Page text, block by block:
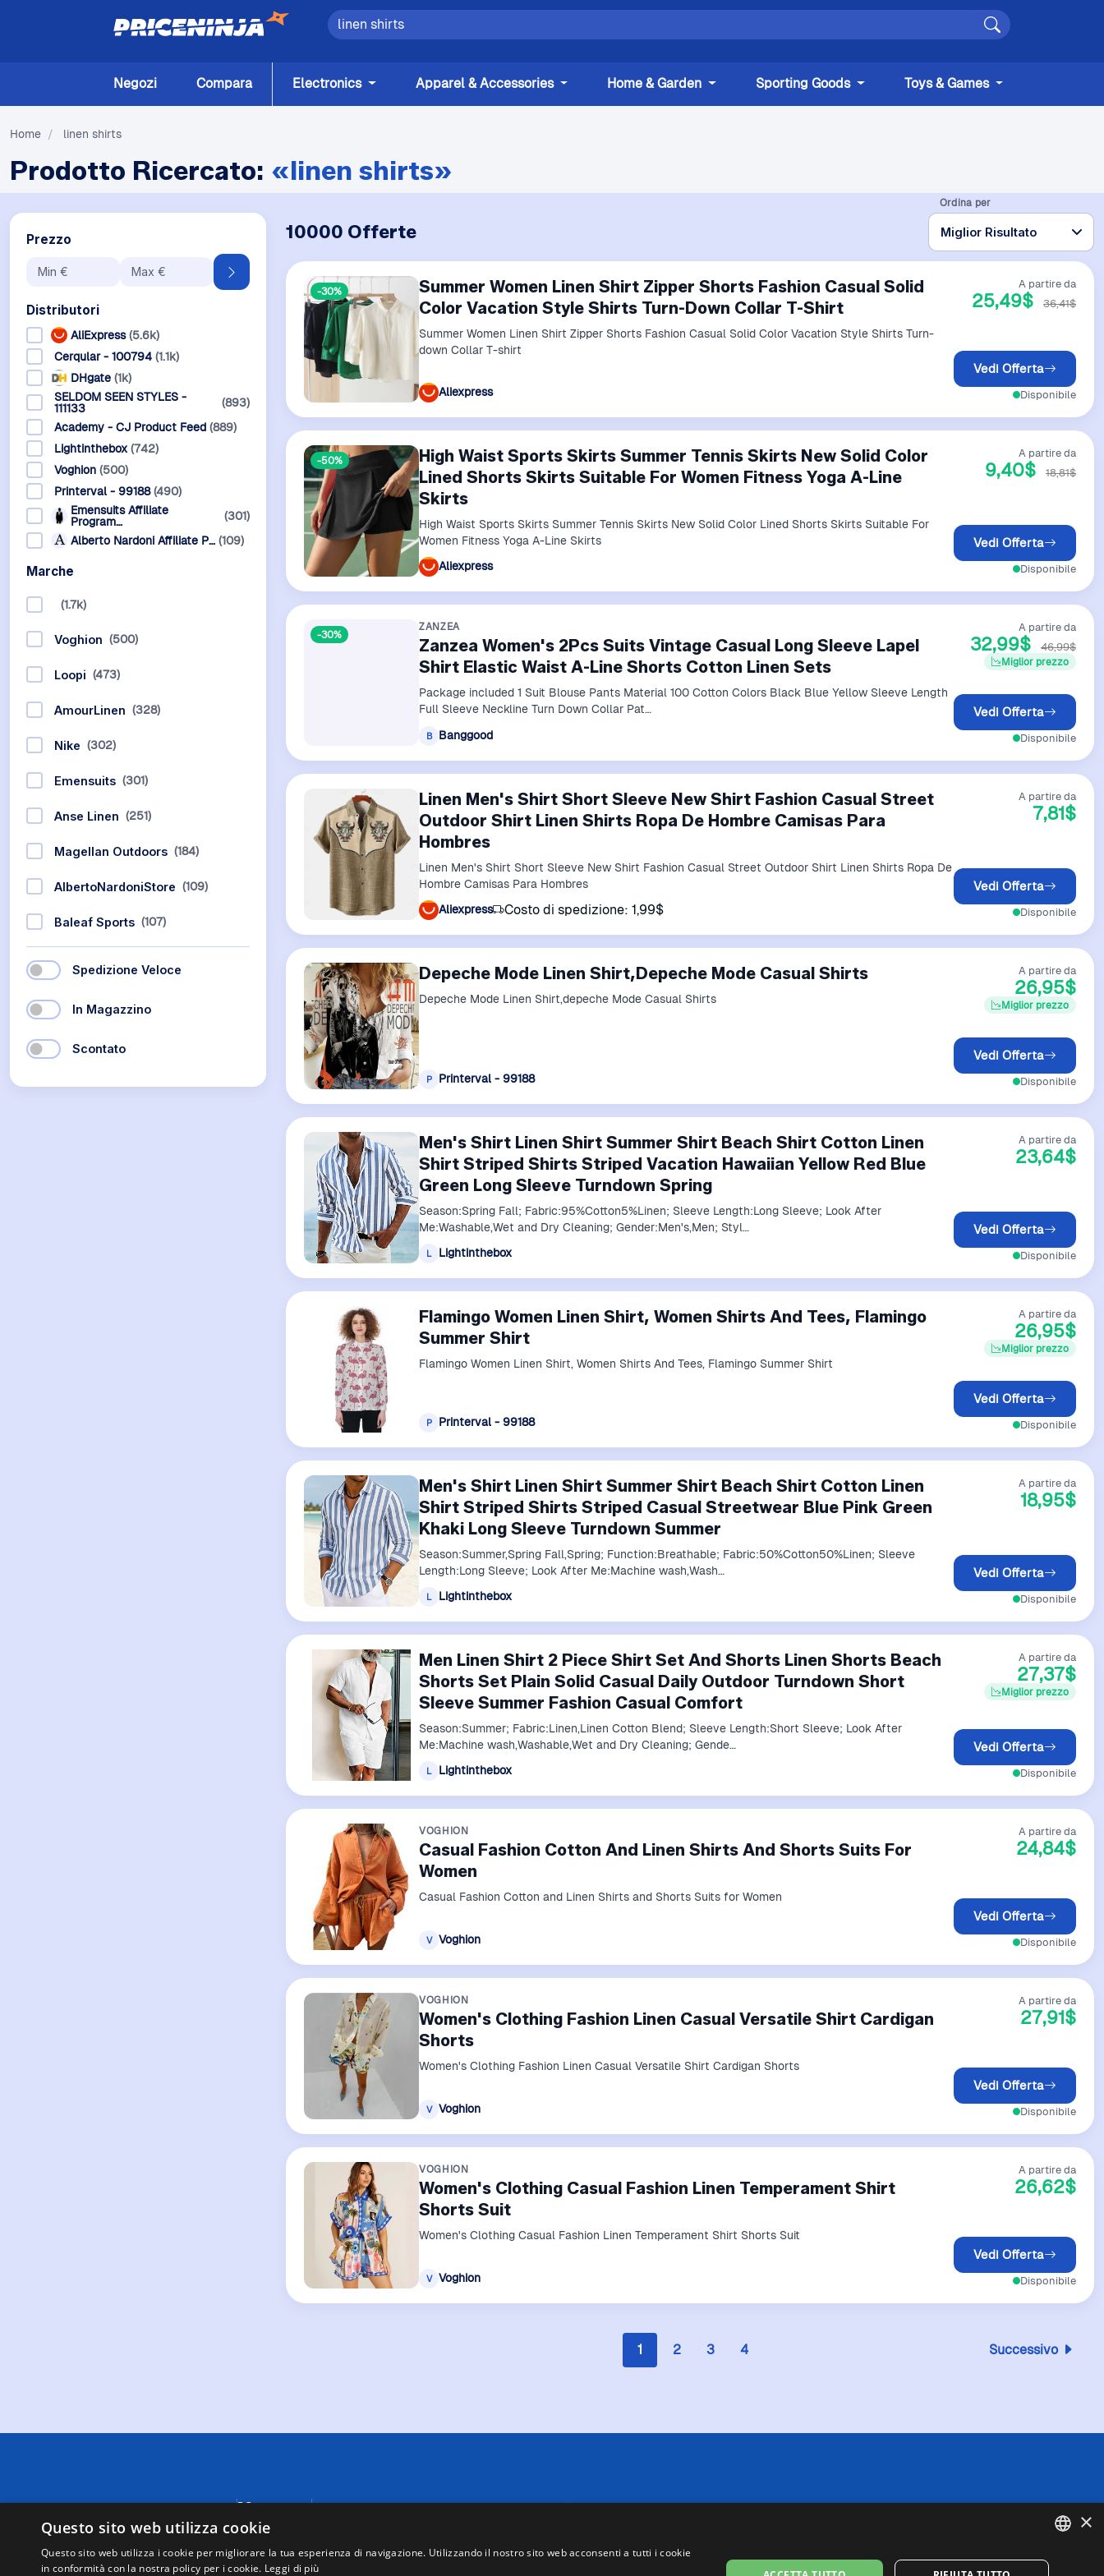
Negozi Compara Electronics Apparel & Accessories Home & Garden Sporting Goods Toys & Games
Home / linen shirts
Prodotto Ricercato: «linen shirts»
Prezzo
Distributori
AliExpress (5.6k)
Cerqular - 100794 (1.1k)
DHgate (1k)
SELDOM SEEN STYLES -
111133
(893)
Academy - CJ Product Feed (889)
Lightinthebox (742)
Voghion (500)
Printerval - 99188 (490)
Emensuits Affiliate
Program…
(301)
Alberto Nardoni Affiliate P… (109)
Marche
(1.7k)
Voghion (500)
Loopi (473)
AmourLinen (328)
Nike (302)
Emensuits (301)
Anse Linen (251)
Magellan Outdoors (184)
AlbertoNardoniStore (109)
Baleaf Sports (107)
Spedizione Veloce
In Magazzino
Scontato
10000 Offerte
Ordina per
-30%
Summer Women Linen Shirt Zipper Shorts Fashion Casual Solid
Color Vacation Style Shirts Turn-Down Collar T-Shirt
Summer Women Linen Shirt Zipper Shorts Fashion Casual Solid Color Vacation Style Shirts Turn-
down Collar T-shirt
Aliexpress
A partire da
25,49$ 36,41$
Vedi Offerta
Disponibile
-50%
High Waist Sports Skirts Summer Tennis Skirts New Solid Color
Lined Shorts Skirts Suitable For Women Fitness Yoga A-Line
Skirts
High Waist Sports Skirts Summer Tennis Skirts New Solid Color Lined Shorts Skirts Suitable For
Women Fitness Yoga A-Line Skirts
Aliexpress
A partire da
9,40$ 18,81$
Vedi Offerta
Disponibile
-30%
ZANZEA
Zanzea Women's 2Pcs Suits Vintage Casual Long Sleeve Lapel
Shirt Elastic Waist A-Line Shorts Cotton Linen Sets
Package included 1 Suit Blouse Pants Material 100 Cotton Colors Black Blue Yellow Sleeve Length
Full Sleeve Neckline Turn Down Collar Pat…
B Banggood
A partire da
32,99$ 46,99$
Miglior prezzo
Vedi Offerta
Disponibile
Linen Men's Shirt Short Sleeve New Shirt Fashion Casual Street
Outdoor Shirt Linen Shirts Ropa De Hombre Camisas Para
Hombres
Linen Men's Shirt Short Sleeve New Shirt Fashion Casual Street Outdoor Shirt Linen Shirts Ropa De
Hombre Camisas Para Hombres
Aliexpress
Costo di spedizione: 1,99$
A partire da
7,81$
Vedi Offerta
Disponibile
Depeche Mode Linen Shirt,Depeche Mode Casual Shirts
Depeche Mode Linen Shirt,depeche Mode Casual Shirts
P Printerval - 99188
A partire da
26,95$
Miglior prezzo
Vedi Offerta
Disponibile
Men's Shirt Linen Shirt Summer Shirt Beach Shirt Cotton Linen
Shirt Striped Shirts Striped Vacation Hawaiian Yellow Red Blue
Green Long Sleeve Turndown Spring
Season:Spring Fall; Fabric:95%Cotton5%Linen; Sleeve Length:Long Sleeve; Look After
Me:Washable,Wet and Dry Cleaning; Gender:Men's,Men; Styl…
L Lightinthebox
A partire da
23,64$
Vedi Offerta
Disponibile
Flamingo Women Linen Shirt, Women Shirts And Tees, Flamingo
Summer Shirt
Flamingo Women Linen Shirt, Women Shirts And Tees, Flamingo Summer Shirt
P Printerval - 99188
A partire da
26,95$
Miglior prezzo
Vedi Offerta
Disponibile
Men's Shirt Linen Shirt Summer Shirt Beach Shirt Cotton Linen
Shirt Striped Shirts Striped Casual Streetwear Blue Pink Green
Khaki Long Sleeve Turndown Summer
Season:Summer,Spring Fall,Spring; Function:Breathable; Fabric:50%Cotton50%Linen; Sleeve
Length:Long Sleeve; Look After Me:Machine wash,Wash…
L Lightinthebox
A partire da
18,95$
Vedi Offerta
Disponibile
Men Linen Shirt 2 Piece Shirt Set And Shorts Linen Shorts Beach
Shorts Set Plain Solid Casual Daily Outdoor Turndown Short
Sleeve Summer Fashion Casual Comfort
Season:Summer; Fabric:Linen,Linen Cotton Blend; Sleeve Length:Short Sleeve; Look After
Me:Machine wash,Washable,Wet and Dry Cleaning; Gende…
L Lightinthebox
A partire da
27,37$
Miglior prezzo
Vedi Offerta
Disponibile
VOGHION
Casual Fashion Cotton And Linen Shirts And Shorts Suits For
Women
Casual Fashion Cotton and Linen Shirts and Shorts Suits for Women
V Voghion
A partire da
24,84$
Vedi Offerta
Disponibile
VOGHION
Women's Clothing Fashion Linen Casual Versatile Shirt Cardigan
Shorts
Women's Clothing Fashion Linen Casual Versatile Shirt Cardigan Shorts
V Voghion
A partire da
27,91$
Vedi Offerta
Disponibile
VOGHION
Women's Clothing Casual Fashion Linen Temperament Shirt
Shorts Suit
Women's Clothing Casual Fashion Linen Temperament Shirt Shorts Suit
V Voghion
A partire da
26,62$
Vedi Offerta
Disponibile
1 2 3 4 Successivo
Menu
Negozi
Supporto
Mappa del
A causa di limitazioni tecniche, Price Ninja non è sempre in grado di garantire l'esattezza o la completezza delle informazioni
tutte le tasse, ad eccezione dei veicoli nuovi (prezzi IVA inclusa, escluse spese di spedizione).
ENGLISH
×
Questo sito web utilizza cookie
Questo sito web utilizza i cookie per migliorare la tua esperienza di navigazione. Utilizzando il nostro sito web acconsenti a tutti i cookie
in conformità con la nostra policy per i cookie. Leggi di più